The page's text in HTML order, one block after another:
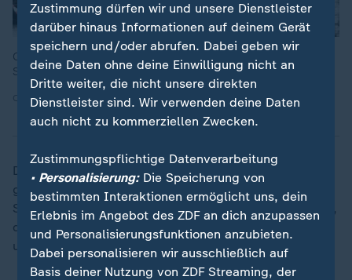
Ort der Autobomben-Explosion in der Jasenewaja-Straße im
Süden Moskaus, Russland.
Quelle: action press
Der Sprengsatz sei unter dem Fahrzeug angebracht
gewesen. Ort der Explosion war ein Wohnviertel im
Süden der russischen Hauptstadt. Der Kreml teilte mit,
dass Präsident Wladimir Putinüber den Anschlag
unterrichtet worden sei.
Zustimmung dürfen wir und unsere Dienstleister
darüber hinaus Informationen auf deinem Gerät
speichern und/oder abrufen. Dabei geben wir
deine Daten ohne deine Einwilligung nicht an
Dritte weiter, die nicht unsere direkten
Dienstleister sind. Wir verwenden deine Daten
auch nicht zu kommerziellen Zwecken.
Zustimmungspflichtige Datenverarbeitung
• Personalisierung:Die Speicherung von
bestimmten Interaktionen ermöglicht uns, dein
Erlebnis im Angebot des ZDF an dich anzupassen
und Personalisierungsfunktionen anzubieten.
Dabei personalisieren wir ausschließlich auf
Basis deiner Nutzung von ZDF Streaming, der